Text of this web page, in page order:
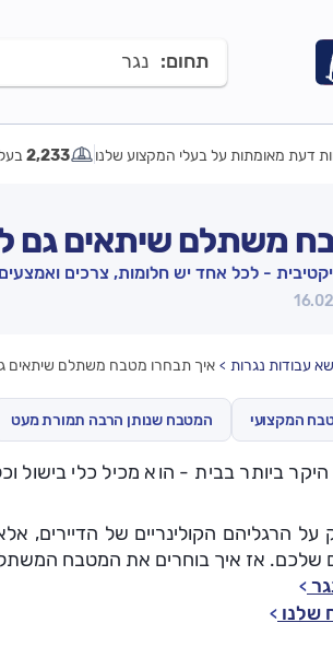
תחום: נגר
דעת מאומתות על בעלי המקצוע שלנו 2,233
משתלם שיתאים גם
- לכל אחד יש חלומות, צרכים
עבודות נגרות איך תבחרו מטבח משתלם שיתאים
המקצועי המטבח שנותן הרבה תמורת מעט
ביותר בבית - הוא מכיל כלי בישול
הרגליהם הקולינריים של הדיירים,
שלכם. אז איך בוחרים את המטבח
שלנו